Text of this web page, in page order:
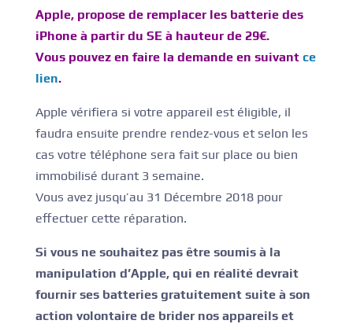
Apple, propose de remplacer les batterie des
iPhone à partir du SE à hauteur de 29€.
Vous pouvez en faire la demande en suivant ce
lien.
Apple vérifiera si votre appareil est éligible, il
faudra ensuite prendre rendez-vous et selon les
cas votre téléphone sera fait sur place ou bien
immobilisé durant 3 semaine.
Vous avez jusqu’au 31 Décembre 2018 pour
effectuer cette réparation.
Si vous ne souhaitez pas être soumis à la
manipulation d’Apple, qui en réalité devrait
fournir ses batteries gratuitement suite à son
action volontaire de brider nos appareils et